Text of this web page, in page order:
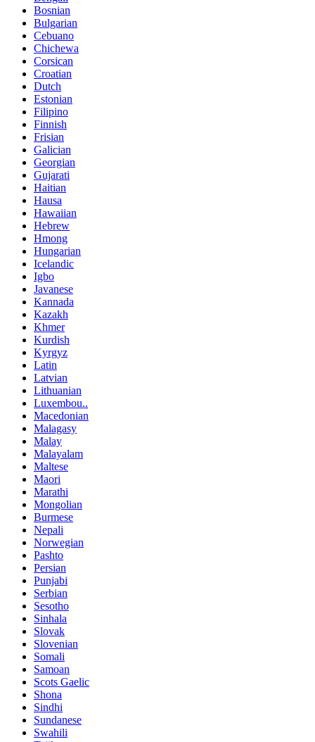
Bosnian
Bulgarian
Cebuano
Chichewa
Corsican
Croatian
Dutch
Estonian
Filipino
Finnish
Frisian
Galician
Georgian
Gujarati
Haitian
Hausa
Hawaiian
Hebrew
Hmong
Hungarian
Icelandic
Igbo
Javanese
Kannada
Kazakh
Khmer
Kurdish
Kyrgyz
Latin
Latvian
Lithuanian
Luxembou..
Macedonian
Malagasy
Malay
Malayalam
Maltese
Maori
Marathi
Mongolian
Burmese
Nepali
Norwegian
Pashto
Persian
Punjabi
Serbian
Sesotho
Sinhala
Slovak
Slovenian
Somali
Samoan
Scots Gaelic
Shona
Sindhi
Sundanese
Swahili